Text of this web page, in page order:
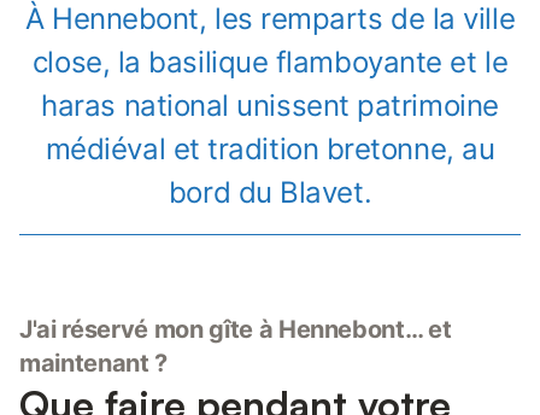
À Hennebont, les remparts de la ville
close, la basilique flamboyante et le
haras national unissent patrimoine
médiéval et tradition bretonne, au
bord du Blavet.
J'ai réservé mon gîte à Hennebont… et
maintenant ?
Que faire pendant votre